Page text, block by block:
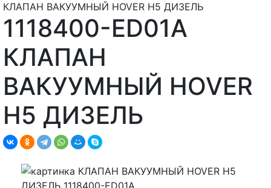
КЛАПАН ВАКУУМНЫЙ HOVER H5 ДИЗЕЛЬ
1118400-ED01A
КЛАПАН
ВАКУУМНЫЙ HOVER
H5 ДИЗЕЛЬ